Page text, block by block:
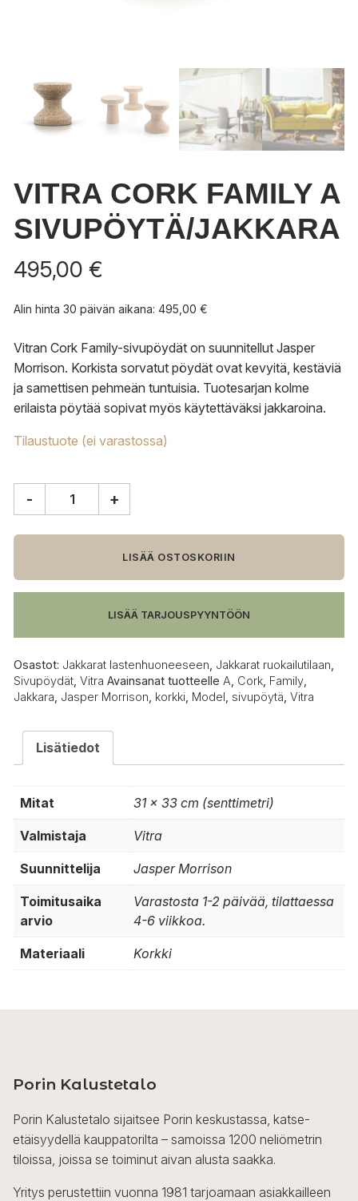
VITRA CORK FAMILY A
SIVUPÖYTÄ/JAKKARA
495,00 €
Alin hinta 30 päivän aikana: 495,00 €
Vitran Cork Family-sivupöydät on suunnitellut Jasper
Morrison. Korkista sorvatut pöydät ovat kevyitä, kestäviä
ja samettisen pehmeän tuntuisia. Tuotesarjan kolme
erilaista pöytää sopivat myös käytettäväksi jakkaroina.
Tilaustuote (ei varastossa)
Family
sivupöytä/jakkara
määrä
- +
LISÄÄ OSTOSKORIIN
LISÄÄ TARJOUSPYYNTÖÖN
Osastot: Jakkarat lastenhuoneeseen Jakkarat ruokailutilaan
Sivupöydät Vitra Avainsanat tuotteelle A Cork Family
Jakkara Jasper Morrison korkki Model sivupöytä Vitra
Lisätiedot
Mitat 31 × 33 cm (senttimetri)
Valmistaja Vitra
Suunnittelija Jasper Morrison
Toimitusaika
arvio
Varastosta 1-2 päivää, tilattaessa
4-6 viikkoa.
Materiaali Korkki
Porin Kalustetalo
Porin Kalustetalo sijaitsee Porin keskustassa, katse-
etäisyydellä kauppatorilta – samoissa 1200 neliömetrin
tiloissa, joissa se toiminut aivan alusta saakka.
Yritys perustettiin vuonna 1981 tarjoamaan asiakkailleen